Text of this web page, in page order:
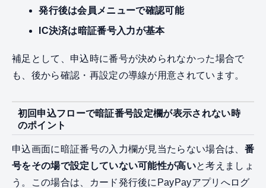
発行後は会員メニューで確認可能
IC決済は暗証番号入力が基本
補足として、申込時に番号が決められなかった場合で
も、後から確認・再設定の導線が用意されています。
初回申込フローで暗証番号設定欄が表示されない時
のポイント
申込画面に暗証番号の入力欄が見当たらない場合は、 番
号をその場で設定していない可能性が高いと考えましょ
う。この場合は、カード発行後にPayPayアプリへログ